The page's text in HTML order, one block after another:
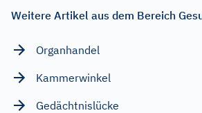
Weitere Artikel aus dem Bereich
Organhandel
Kammerwinkel
Gedächtnislücke